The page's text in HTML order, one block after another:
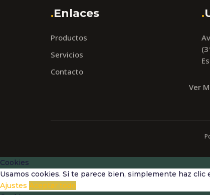
.Enlaces
Productos
Servicios
Contacto
.
Ver
Cookies
Usamos cookies. Si te parece bien, simplemente haz
Ajustes Aceptar todo